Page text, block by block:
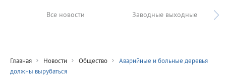
Все новости Заводные выходные
Главная Новости Общество
Аварийные и больные деревья
должны вырубаться